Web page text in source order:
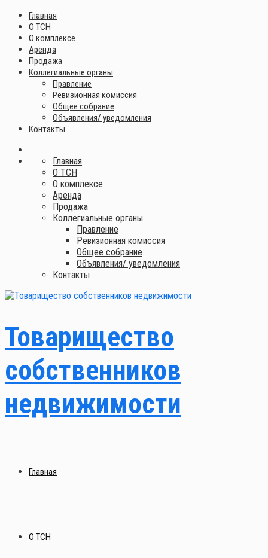
Главная
О ТСН
О комплексе
Аренда
Продажа
Коллегиальные органы
Правление
Ревизионная комиссия
Общее собрание
Объявления/ уведомления
Контакты
Главная
О ТСН
О комплексе
Аренда
Продажа
Коллегиальные органы
Правление
Ревизионная комиссия
Общее собрание
Объявления/ уведомления
Контакты
Товарищество
собственников
недвижимости
Главная
О ТСН